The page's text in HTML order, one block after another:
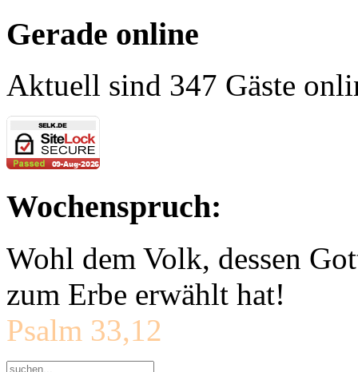
Gerade online
Aktuell sind 347 Gäste
Wochenspruch:
Wohl dem Volk, dessen
zum Erbe erwählt hat!
Psalm 33,12